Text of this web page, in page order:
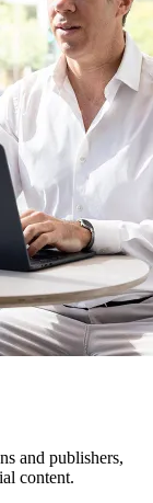
and publishers,
content.